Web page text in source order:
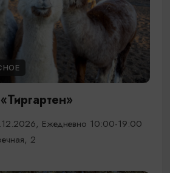
Ежедневно 10:00-19:00
2